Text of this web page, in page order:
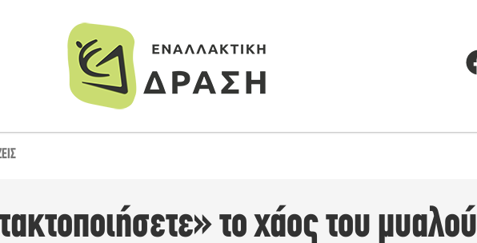
το χάος του μυαλού